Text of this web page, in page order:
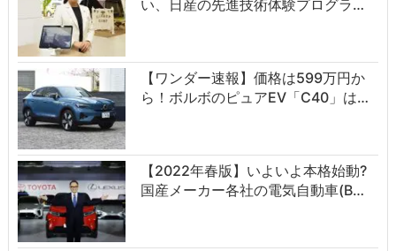
い、日産の先進技術体験プログラ…
【ワンダー速報】価格は599万円か
ら！ボルボのピュアEV「C40」は…
【2022年春版】いよいよ本格始動?
国産メーカー各社の電気自動車(B…